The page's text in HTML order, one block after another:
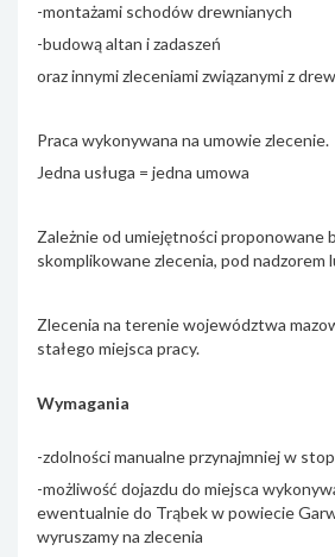
-montażami schodów drewnianych
-budową altan i zadaszeń
oraz innymi zleceniami związanymi z
Praca wykonywana na umowie zlecenie.
Jedna usługa = jedna umowa
Zależnie od umiejętności proponowane
skomplikowane zlecenia, pod nadzorem
Zlecenia na terenie województwa
stałego miejsca pracy.
Wymagania
-zdolności manualne przynajmniej w
-możliwość dojazdu do miejsca
ewentualnie do Trąbek w powiecie
wyruszamy na zlecenia